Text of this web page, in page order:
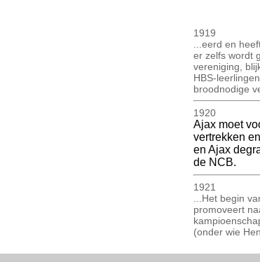
1919
...eerd en
er zelfs wordt
vereniging,
HBS-
broodnodige
1920
Ajax moet
vertrekken
en Ajax
de NCB.
1921
...Het begin
promoveert
(onder wie